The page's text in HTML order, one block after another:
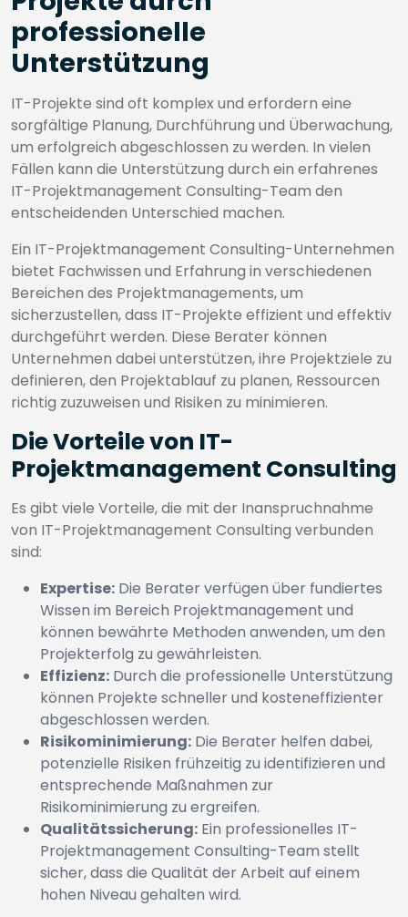
professionelle
Unterstützung
IT-Projekte sind oft komplex und erfordern eine
sorgfältige Planung, Durchführung und Überwachung,
um erfolgreich abgeschlossen zu werden. In vielen
Fällen kann die Unterstützung durch ein erfahrenes
IT-Projektmanagement Consulting-Team den
entscheidenden Unterschied machen.
Ein IT-Projektmanagement Consulting-Unternehmen
bietet Fachwissen und Erfahrung in verschiedenen
Bereichen des Projektmanagements, um
sicherzustellen, dass IT-Projekte effizient und effektiv
durchgeführt werden. Diese Berater können
Unternehmen dabei unterstützen, ihre Projektziele zu
definieren, den Projektablauf zu planen, Ressourcen
richtig zuzuweisen und Risiken zu minimieren.
Die Vorteile von IT-
Projektmanagement Consulting
Es gibt viele Vorteile, die mit der Inanspruchnahme
von IT-Projektmanagement Consulting verbunden
sind:
Expertise: Die Berater verfügen über fundiertes
Wissen im Bereich Projektmanagement und
können bewährte Methoden anwenden, um den
Projekterfolg zu gewährleisten.
Effizienz: Durch die professionelle Unterstützung
können Projekte schneller und kosteneffizienter
abgeschlossen werden.
Risikominimierung: Die Berater helfen dabei,
potenzielle Risiken frühzeitig zu identifizieren und
entsprechende Maßnahmen zur
Risikominimierung zu ergreifen.
Qualitätssicherung: Ein professionelles IT-
Projektmanagement Consulting-Team stellt
sicher, dass die Qualität der Arbeit auf einem
hohen Niveau gehalten wird.